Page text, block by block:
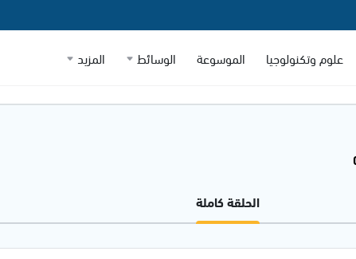
علوم وتكنولوجيا الموسوعة الوسائط المزيد
الحلقة كاملة